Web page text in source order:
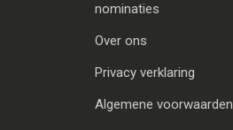
nominaties
Over ons
Privacy verklaring
Algemene voorwaarden